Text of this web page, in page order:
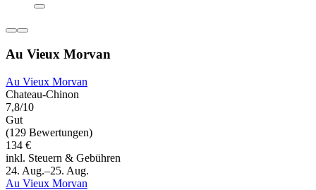
Au Vieux Morvan
Au Vieux Morvan
Chateau-Chinon
7,8/10
Gut
(129 Bewertungen)
134 €
inkl. Steuern & Gebühren
24. Aug.–25. Aug.
Au Vieux Morvan